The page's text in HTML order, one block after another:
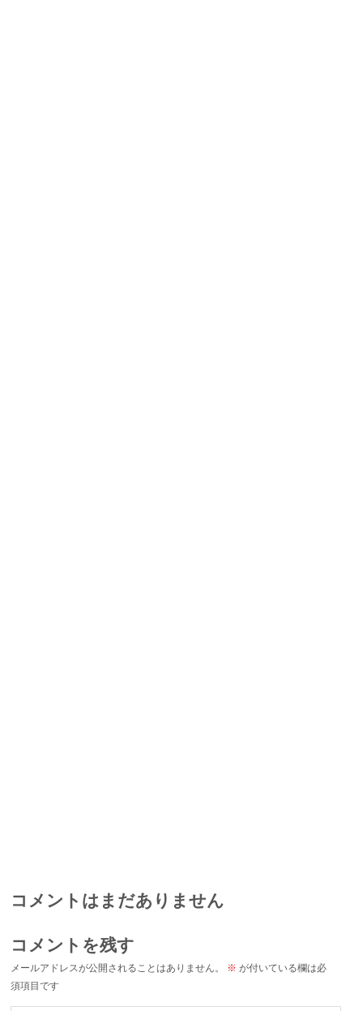
コメントはまだありません
コメントを残す
メールアドレスが公開されることはありません。 ※ が付いている欄は必
須項目です